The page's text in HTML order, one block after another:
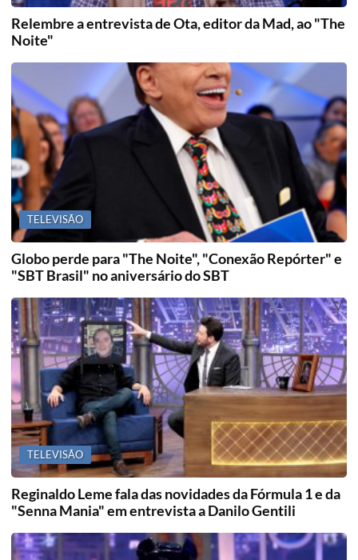
Relembre a entrevista de Ota, editor da Mad, ao "The
Noite"
TELEVISÃO
Globo perde para "The Noite", "Conexão Repórter" e
"SBT Brasil" no aniversário do SBT
TELEVISÃO
Reginaldo Leme fala das novidades da Fórmula 1 e da
"Senna Mania" em entrevista a Danilo Gentili